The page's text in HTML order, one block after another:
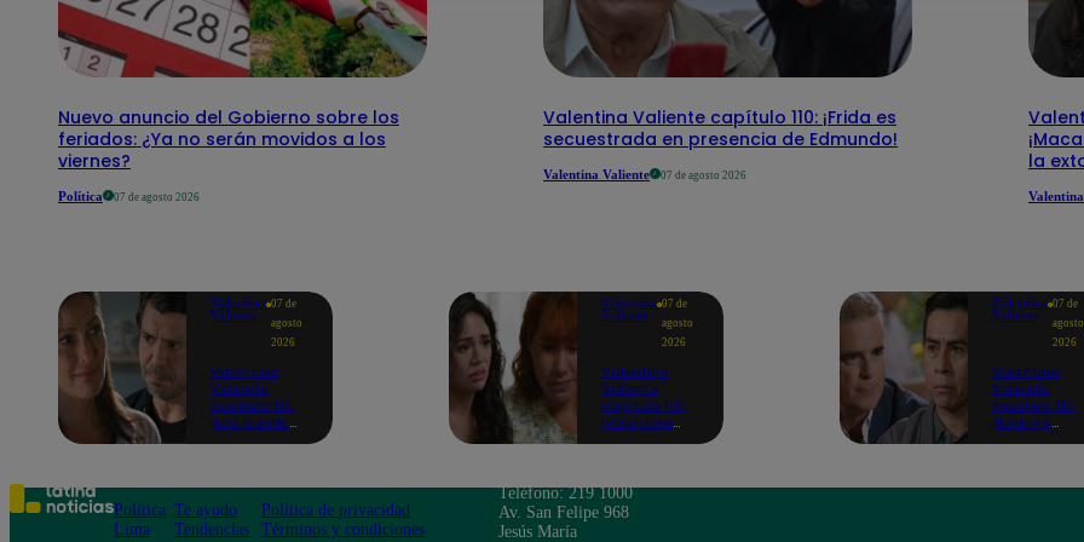
Nuevo anuncio del Gobierno sobre los
feriados: ¿Ya no serán movidos a los
viernes?
Política 07 de agosto 2026
Valentina Valiente capítulo 110: ¡Frida es
secuestrada en presencia de Edmundo!
Valentina Valiente 07 de agosto 2026
la
Valentina
Valiente
07 de
agosto
2026
Valentina
Valiente
capítulo 110:
¡Leo le pide
durante
tantos años!
Valentina
Valiente
07 de
agosto
2026
Valentina
Valiente
capítulo 110:
¡Valentina
profundo
dolor!
Valentina
Valiente
07 de
agosto
2026
Valentina
Valiente
capítulo 110:
¡Rodrigo
llevarlo a
Política
Lima
Te ayudo
Tendencias
Política de privacidad
Términos y condiciones
Teléfono: 219 1000
Av. San Felipe 968
Jesús María